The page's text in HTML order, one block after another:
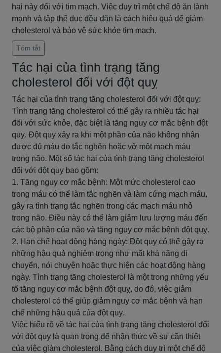
hại này đối với tim mạch. Việc duy trì một chế độ ăn lành
mạnh và tập thể dục đều đặn là cách hiệu quả để giảm
cholesterol và bảo vệ sức khỏe tim mạch.
Tóm tắt
Tác hại của tình trạng tăng
cholesterol đối với đột quỵ
Tác hại của tình trạng tăng cholesterol đối với đột quỵ:
Tình trạng tăng cholesterol có thể gây ra nhiều tác hại
đối với sức khỏe, đặc biệt là tăng nguy cơ mắc bệnh đột
quỵ. Đột quỵ xảy ra khi một phần của não không nhận
được đủ máu do tắc nghẽn hoặc vỡ một mạch máu
trong não. Một số tác hại của tình trạng tăng cholesterol
đối với đột quỵ bao gồm:
1. Tăng nguy cơ mắc bệnh: Một mức cholesterol cao
trong máu có thể làm tắc nghẽn và làm cứng mạch máu,
gây ra tình trạng tắc nghẽn trong các mạch máu nhỏ
trong não. Điều này có thể làm giảm lưu lượng máu đến
các bộ phận của não và tăng nguy cơ mắc bệnh đột quỵ.
2. Hạn chế hoạt động hàng ngày: Đột quỵ có thể gây ra
những hậu quả nghiêm trọng như mất khả năng di
chuyển, nói chuyện hoặc thực hiện các hoạt động hàng
ngày. Tình trạng tăng cholesterol là một trong những yếu
tố tăng nguy cơ mắc bệnh đột quỵ, do đó, việc giảm
cholesterol có thể giúp giảm nguy cơ mắc bệnh và hạn
chế những hậu quả của đột quỵ.
Việc hiểu rõ về tác hại của tình trạng tăng cholesterol đối
với đột quỵ là quan trọng để nhận thức về sự cần thiết
của việc giảm cholesterol. Bằng cách duy trì một chế độ